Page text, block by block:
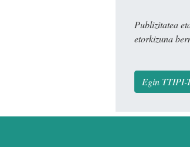
Publizitatea
etorkizuna
Egin TTIPI-